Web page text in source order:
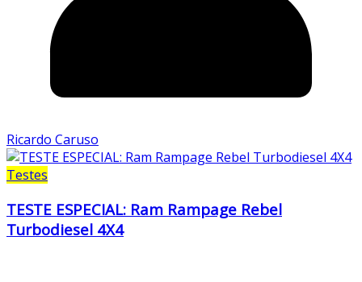
Ricardo Caruso
Testes
TESTE ESPECIAL: Ram Rampage Rebel
Turbodiesel 4X4